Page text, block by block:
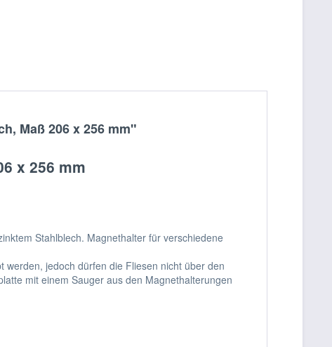
Maß 206 x 256 mm"
x 256 mm
Stahlblech. Magnethalter für verschiedene
jedoch dürfen die Fliesen nicht über den
mit einem Sauger aus den Magnethalterungen